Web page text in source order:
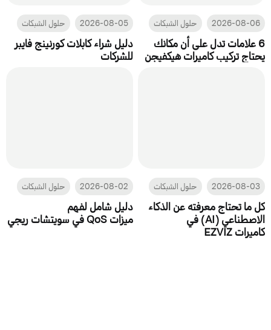
2026-08-06 حلول الشبكات
6 علامات تدل على أن مكانك
يحتاج تركيب كاميرات هيكفيجن
2026-08-05 حلول الشبكات
دليل شراء كابلات كورنينج فايبر
للشركات
2026-08-03 حلول الشبكات
كل ما تحتاج معرفته عن الذكاء
الاصطناعي (AI) في
كاميرات EZVIZ
2026-08-02 حلول الشبكات
دليل شامل لفهم
ميزات QoS في سويتشات ريجي